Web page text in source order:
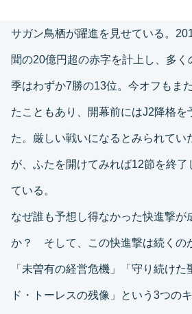
サガン鳥栖が躍進を見せている。
聞の20億円超の赤字を計上し、多
季はわずか7勝の13位。今オフもま
たこともあり、開幕前にはJ2降格を
た。厳しい戦いになるとみられてい
が、ふたを開けてみれば12節を終了
ている。
なぜ誰も予想し得なかった快進撃が
か？ そして、この快進撃は続くの
「未曽有の経営危機」「守り続け
ド・トーレスの残像」という3つの